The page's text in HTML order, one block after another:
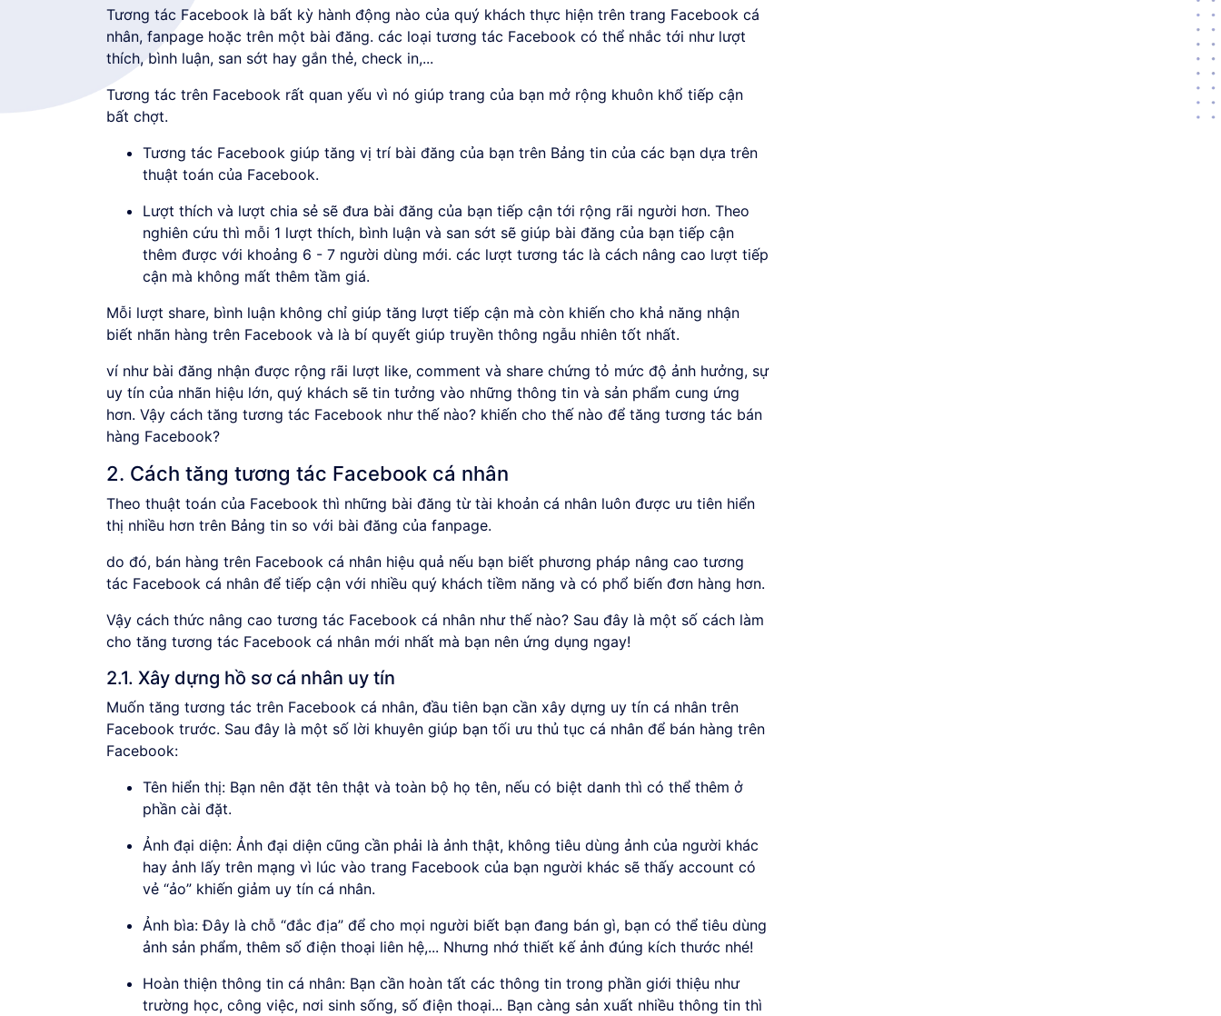
Tương tác Facebook là bất kỳ hành động nào của quý khách thực hiện trên trang Facebook cá
nhân, fanpage hoặc trên một bài đăng. các loại tương tác Facebook có thể nhắc tới như lượt
thích, bình luận, san sớt hay gắn thẻ, check in,...
Tương tác trên Facebook rất quan yếu vì nó giúp trang của bạn mở rộng khuôn khổ tiếp cận
bất chợt.
Tương tác Facebook giúp tăng vị trí bài đăng của bạn trên Bảng tin của các bạn dựa trên
thuật toán của Facebook.
Lượt thích và lượt chia sẻ sẽ đưa bài đăng của bạn tiếp cận tới rộng rãi người hơn. Theo
nghiên cứu thì mỗi 1 lượt thích, bình luận và san sớt sẽ giúp bài đăng của bạn tiếp cận
thêm được với khoảng 6 - 7 người dùng mới. các lượt tương tác là cách nâng cao lượt tiếp
cận mà không mất thêm tầm giá.
Mỗi lượt share, bình luận không chỉ giúp tăng lượt tiếp cận mà còn khiến cho khả năng nhận
biết nhãn hàng trên Facebook và là bí quyết giúp truyền thông ngẫu nhiên tốt nhất.
ví như bài đăng nhận được rộng rãi lượt like, comment và share chứng tỏ mức độ ảnh hưởng, sự
uy tín của nhãn hiệu lớn, quý khách sẽ tin tưởng vào những thông tin và sản phẩm cung ứng
hơn. Vậy cách tăng tương tác Facebook như thế nào? khiến cho thế nào để tăng tương tác bán
hàng Facebook?
2. Cách tăng tương tác Facebook cá nhân
Theo thuật toán của Facebook thì những bài đăng từ tài khoản cá nhân luôn được ưu tiên hiển
thị nhiều hơn trên Bảng tin so với bài đăng của fanpage.
do đó, bán hàng trên Facebook cá nhân hiệu quả nếu bạn biết phương pháp nâng cao tương
tác Facebook cá nhân để tiếp cận với nhiều quý khách tiềm năng và có phổ biến đơn hàng hơn.
Vậy cách thức nâng cao tương tác Facebook cá nhân như thế nào? Sau đây là một số cách làm
cho tăng tương tác Facebook cá nhân mới nhất mà bạn nên ứng dụng ngay!
2.1. Xây dựng hồ sơ cá nhân uy tín
Muốn tăng tương tác trên Facebook cá nhân, đầu tiên bạn cần xây dựng uy tín cá nhân trên
Facebook trước. Sau đây là một số lời khuyên giúp bạn tối ưu thủ tục cá nhân để bán hàng trên
Facebook:
Tên hiển thị: Bạn nên đặt tên thật và toàn bộ họ tên, nếu có biệt danh thì có thể thêm ở
phần cài đặt.
Ảnh đại diện: Ảnh đại diện cũng cần phải là ảnh thật, không tiêu dùng ảnh của người khác
hay ảnh lấy trên mạng vì lúc vào trang Facebook của bạn người khác sẽ thấy account có
vẻ “ảo” khiến giảm uy tín cá nhân.
Ảnh bìa: Đây là chỗ “đắc địa” để cho mọi người biết bạn đang bán gì, bạn có thể tiêu dùng
ảnh sản phẩm, thêm số điện thoại liên hệ,... Nhưng nhớ thiết kế ảnh đúng kích thước nhé!
Hoàn thiện thông tin cá nhân: Bạn cần hoàn tất các thông tin trong phần giới thiệu như
trường học, công việc, nơi sinh sống, số điện thoại... Bạn càng sản xuất nhiều thông tin thì